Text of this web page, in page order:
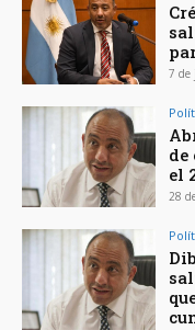
7 de
de
el
28